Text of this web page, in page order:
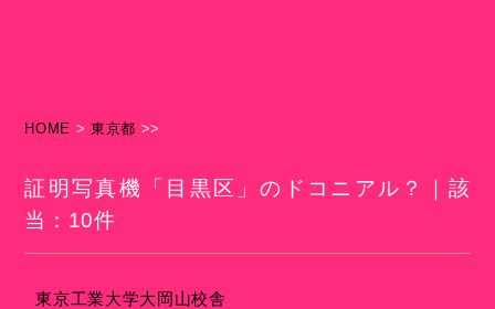
HOME > 東京都 >>
証明写真機「目黒区」のドコニアル？｜該
当：10件
東京工業大学大岡山校舎